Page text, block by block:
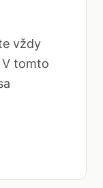
vždy
V tomto